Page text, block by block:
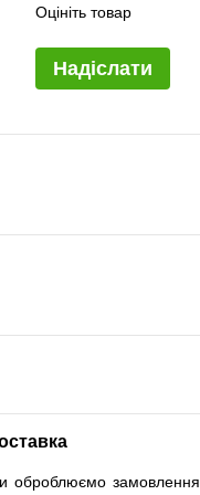
Оцініть товар
Надіслати
оброблюємо